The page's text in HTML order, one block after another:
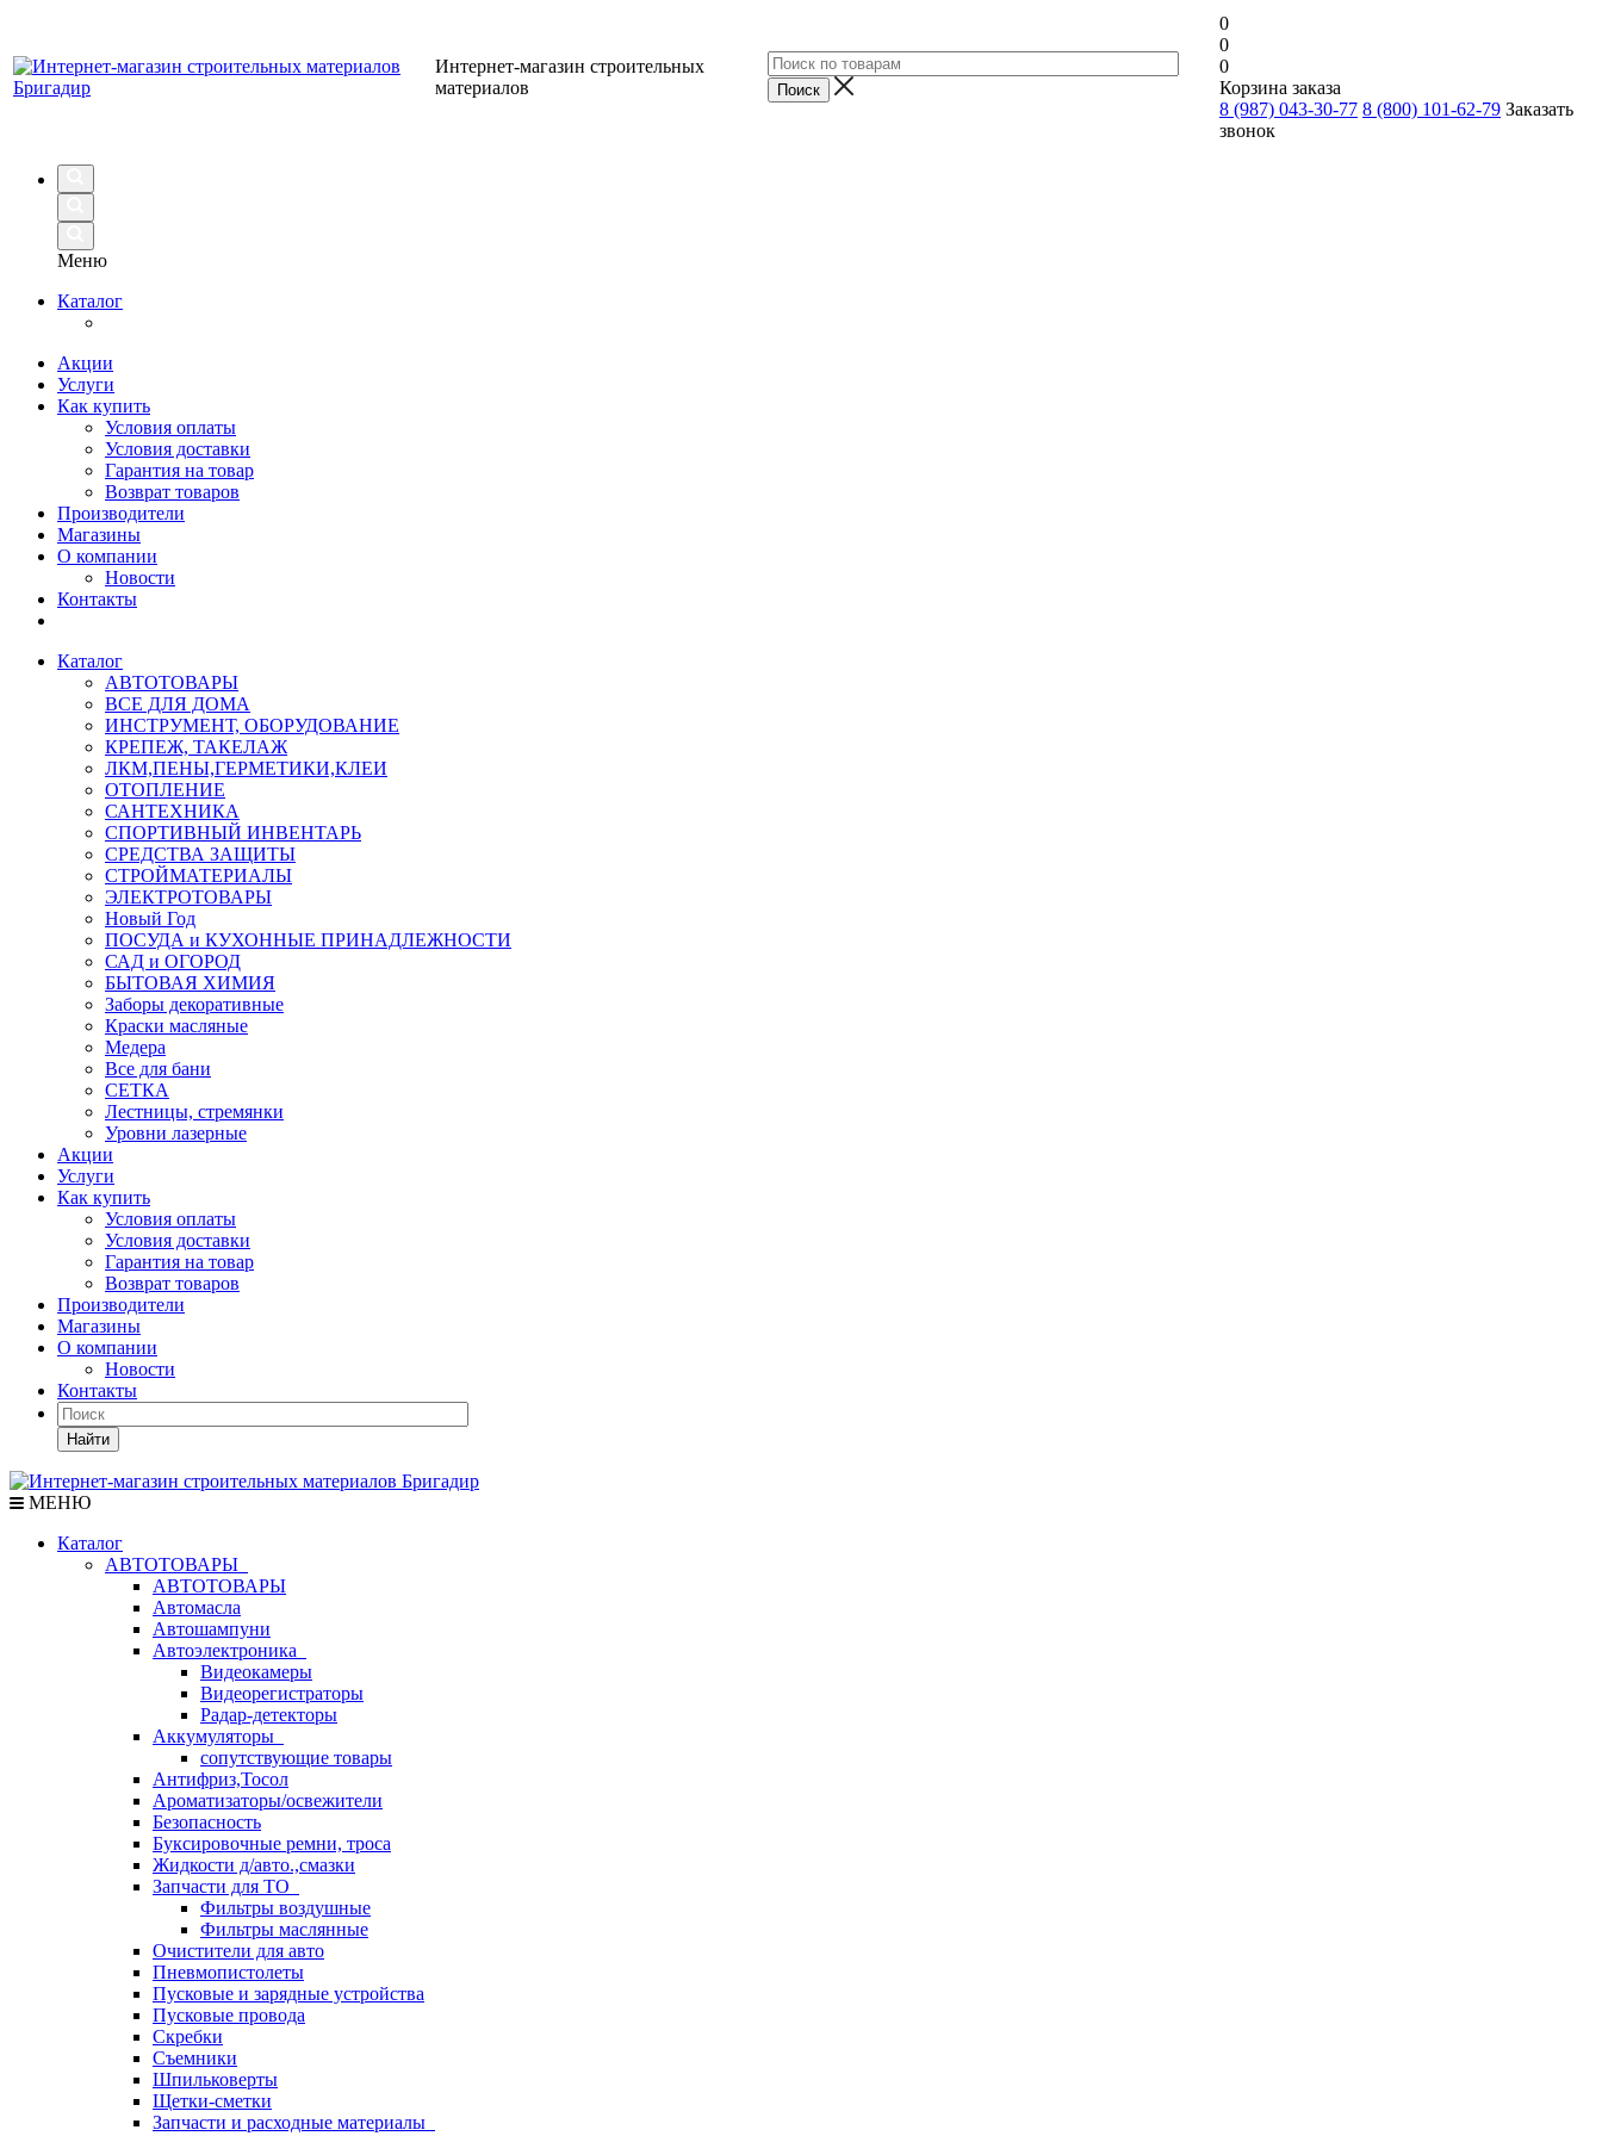
Интернет-магазин строительных
материалов
0
0
0
Корзина заказа
8 (987) 043-30-77 8 (800) 101-62-79 Заказать
звонок
Меню
Каталог
Акции
Услуги
Как купить
Условия оплаты
Условия доставки
Гарантия на товар
Возврат товаров
Производители
Магазины
О компании
Новости
Контакты
Каталог
АВТОТОВАРЫ
ВСЕ ДЛЯ ДОМА
ИНСТРУМЕНТ, ОБОРУДОВАНИЕ
КРЕПЕЖ, ТАКЕЛАЖ
ЛКМ,ПЕНЫ,ГЕРМЕТИКИ,КЛЕИ
ОТОПЛЕНИЕ
САНТЕХНИКА
СПОРТИВНЫЙ ИНВЕНТАРЬ
СРЕДСТВА ЗАЩИТЫ
СТРОЙМАТЕРИАЛЫ
ЭЛЕКТРОТОВАРЫ
Новый Год
ПОСУДА и КУХОННЫЕ ПРИНАДЛЕЖНОСТИ
САД и ОГОРОД
БЫТОВАЯ ХИМИЯ
Заборы декоративные
Краски масляные
Медера
Все для бани
СЕТКА
Лестницы, стремянки
Уровни лазерные
Акции
Услуги
Как купить
Условия оплаты
Условия доставки
Гарантия на товар
Возврат товаров
Производители
Магазины
О компании
Новости
Контакты
Найти
МЕНЮ
Каталог
АВТОТОВАРЫ
АВТОТОВАРЫ
Автомасла
Автошампуни
Автоэлектроника
Видеокамеры
Видеорегистраторы
Радар-детекторы
Аккумуляторы
сопутствующие товары
Антифриз,Тосол
Ароматизаторы/освежители
Безопасность
Буксировочные ремни, троса
Жидкости д/авто.,смазки
Запчасти для ТО
Фильтры воздушные
Фильтры маслянные
Очистители для авто
Пневмопистолеты
Пусковые и зарядные устройства
Пусковые провода
Скребки
Съемники
Шпильковерты
Щетки-сметки
Запчасти и расходные материалы